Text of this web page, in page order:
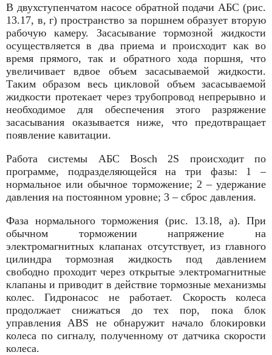
В двухступенчатом насосе обратной подачи АБС (рис.
13.17, в, г) пространство за поршнем образует вторую
рабочую камеру. Засасывание тормозной жидкости
осуществляется в два приема и происходит как во
время прямого, так и обратного хода поршня, что
увеличивает вдвое объем засасываемой жидкости.
Таким образом весь цикловой объем засасываемой
жидкости протекает через трубопровод непрерывно и
необходимое для обеспечения этого разряжение
засасывания оказывается ниже, что предотвращает
появление кавитации.
Работа системы АБС Bosch 2S происходит по
программе, подразделяющейся на три фазы: 1 –
нормальное или обычное торможение; 2 – удержание
давления на постоянном уровне; 3 – сброс давления.
Фаза нормального торможения (рис. 13.18, а). При
обычном тормо­жении напряжение на
электромагнитных клапанах отсутствует, из главного
цилиндра тормозная жидкость под давлением
свободно проходит через открытые электромагнитные
клапаны и приводит в действие тормозные механизмы
колес. Гидронасос не работает. Скорость колеса
продолжает снижаться до тех пор, пока блок
управления ABS не обнаружит начало блокировки
колеса по сигналу, полученному от датчика скорости
колеса.